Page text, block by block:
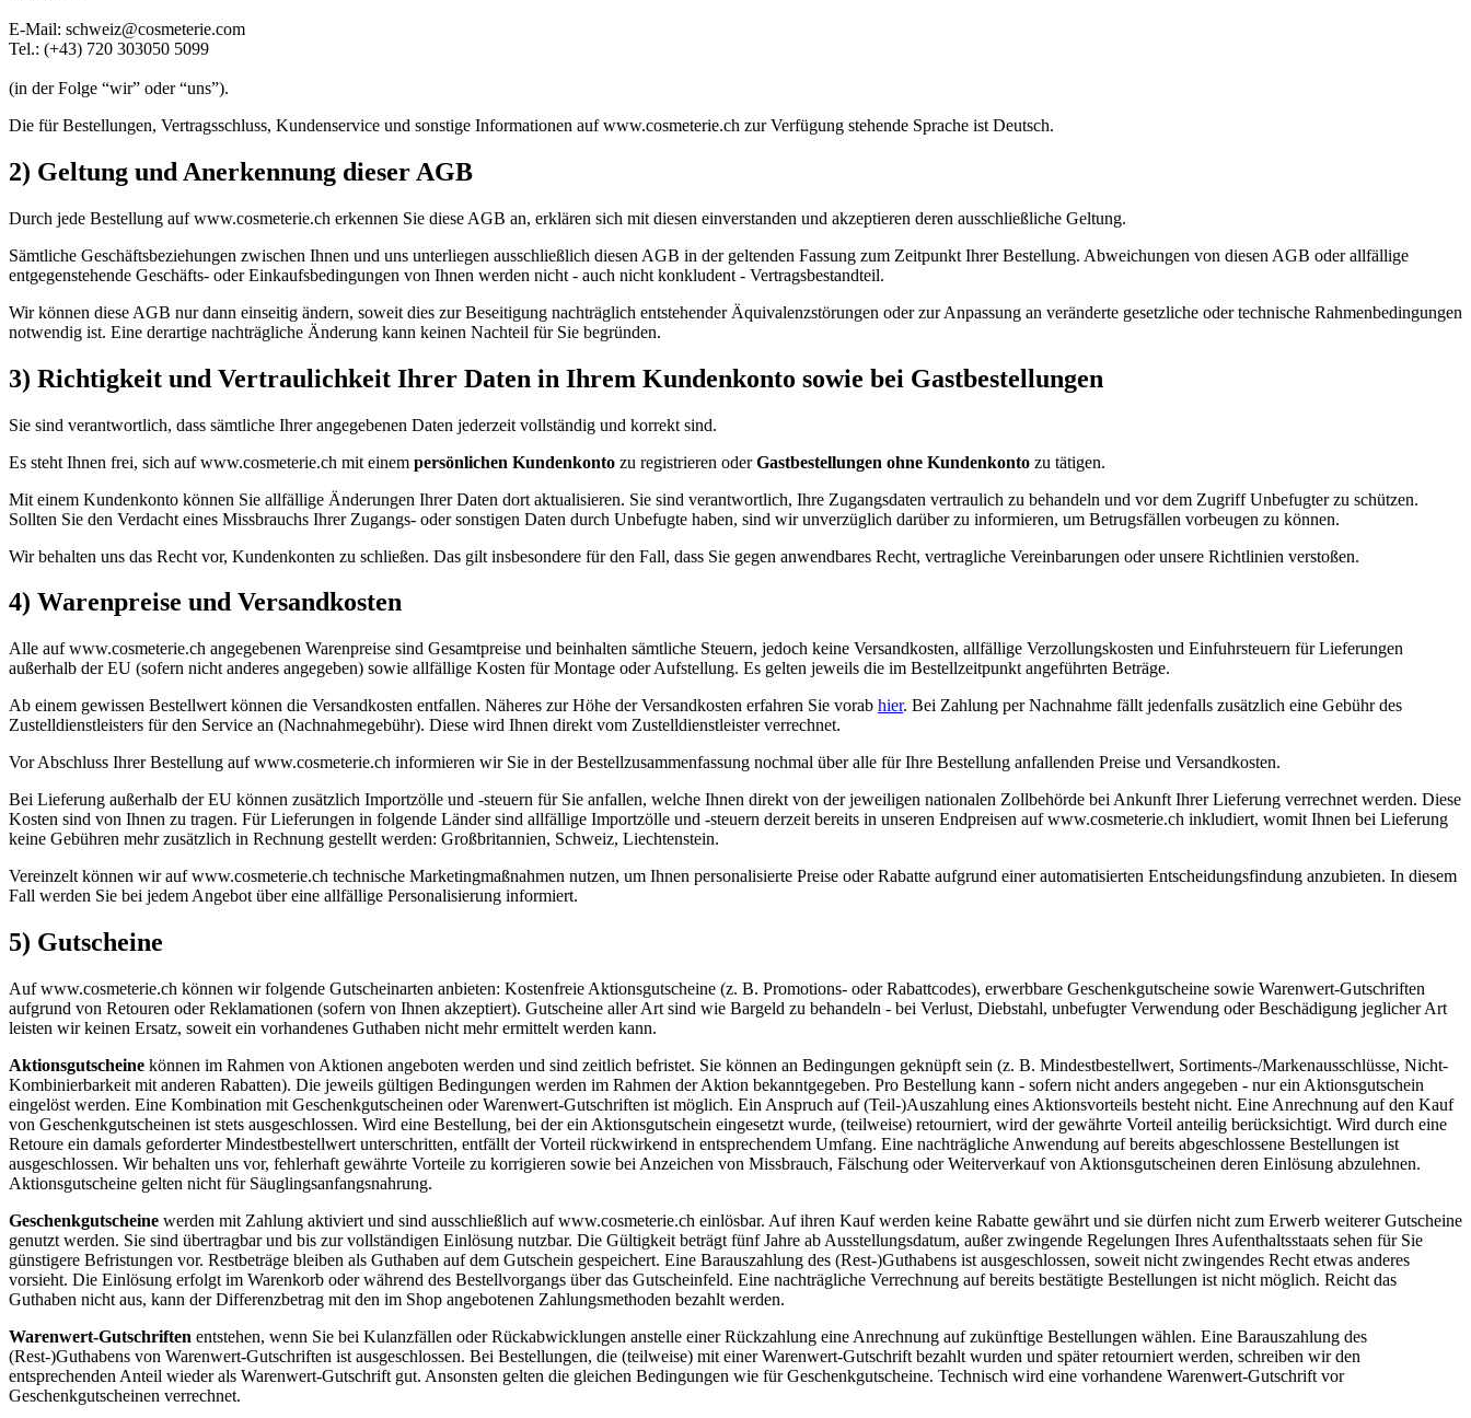
E-Mail: schweiz@cosmeterie.com
Tel.: (+43) 720 303050 5099
(in der Folge “wir” oder “uns”).
Die für Bestellungen, Vertragsschluss, Kundenservice und sonstige Informationen auf www.cosmeterie.ch zur Verfügung stehende Sprache ist Deutsch.
2) Geltung und Anerkennung dieser AGB
Durch jede Bestellung auf www.cosmeterie.ch erkennen Sie diese AGB an, erklären sich mit diesen einverstanden und akzeptieren deren ausschließliche Geltung.
Sämtliche Geschäftsbeziehungen zwischen Ihnen und uns unterliegen ausschließlich diesen AGB in der geltenden Fassung zum Zeitpunkt Ihrer Bestellung. Abweichungen von diesen AGB oder allfällige
entgegenstehende Geschäfts- oder Einkaufsbedingungen von Ihnen werden nicht - auch nicht konkludent - Vertragsbestandteil.
Wir können diese AGB nur dann einseitig ändern, soweit dies zur Beseitigung nachträglich entstehender Äquivalenzstörungen oder zur Anpassung an veränderte gesetzliche oder technische Rahmenbedingungen
notwendig ist. Eine derartige nachträgliche Änderung kann keinen Nachteil für Sie begründen.
3) Richtigkeit und Vertraulichkeit Ihrer Daten in Ihrem Kundenkonto sowie bei Gastbestellungen
Sie sind verantwortlich, dass sämtliche Ihrer angegebenen Daten jederzeit vollständig und korrekt sind.
Es steht Ihnen frei, sich auf www.cosmeterie.ch mit einem persönlichen Kundenkonto zu registrieren oderGastbestellungen ohne Kundenkonto zu tätigen.
Mit einem Kundenkonto können Sie allfällige Änderungen Ihrer Daten dort aktualisieren. Sie sind verantwortlich, Ihre Zugangsdaten vertraulich zu behandeln und vor dem Zugriff Unbefugter zu schützen.
Sollten Sie den Verdacht eines Missbrauchs Ihrer Zugangs- oder sonstigen Daten durch Unbefugte haben, sind wir unverzüglich darüber zu informieren, um Betrugsfällen vorbeugen zu können.
Wir behalten uns das Recht vor, Kundenkonten zu schließen. Das gilt insbesondere für den Fall, dass Sie gegen anwendbares Recht, vertragliche Vereinbarungen oder unsere Richtlinien verstoßen.
4) Warenpreise und Versandkosten
Alle auf www.cosmeterie.ch angegebenen Warenpreise sind Gesamtpreise und beinhalten sämtliche Steuern, jedoch keine Versandkosten, allfällige Verzollungskosten und Einfuhrsteuern für Lieferungen
außerhalb der EU (sofern nicht anderes angegeben) sowie allfällige Kosten für Montage oder Aufstellung. Es gelten jeweils die im Bestellzeitpunkt angeführten Beträge.
Ab einem gewissen Bestellwert können die Versandkosten entfallen. Näheres zur Höhe der Versandkosten erfahren Sie vorab hier. Bei Zahlung per Nachnahme fällt jedenfalls zusätzlich eine Gebühr des
Zustelldienstleisters für den Service an (Nachnahmegebühr). Diese wird Ihnen direkt vom Zustelldienstleister verrechnet.
Vor Abschluss Ihrer Bestellung auf www.cosmeterie.ch informieren wir Sie in der Bestellzusammenfassung nochmal über alle für Ihre Bestellung anfallenden Preise und Versandkosten.
Bei Lieferung außerhalb der EU können zusätzlich Importzölle und -steuern für Sie anfallen, welche Ihnen direkt von der jeweiligen nationalen Zollbehörde bei Ankunft Ihrer Lieferung verrechnet werden. Diese
Kosten sind von Ihnen zu tragen. Für Lieferungen in folgende Länder sind allfällige Importzölle und -steuern derzeit bereits in unseren Endpreisen auf www.cosmeterie.ch inkludiert, womit Ihnen bei Lieferung
keine Gebühren mehr zusätzlich in Rechnung gestellt werden: Großbritannien, Schweiz, Liechtenstein.
Vereinzelt können wir auf www.cosmeterie.ch technische Marketingmaßnahmen nutzen, um Ihnen personalisierte Preise oder Rabatte aufgrund einer automatisierten Entscheidungsfindung anzubieten. In diesem
Fall werden Sie bei jedem Angebot über eine allfällige Personalisierung informiert.
5) Gutscheine
Auf www.cosmeterie.ch können wir folgende Gutscheinarten anbieten: Kostenfreie Aktionsgutscheine (z. B. Promotions- oder Rabattcodes), erwerbbare Geschenkgutscheine sowie Warenwert-Gutschriften
aufgrund von Retouren oder Reklamationen (sofern von Ihnen akzeptiert). Gutscheine aller Art sind wie Bargeld zu behandeln - bei Verlust, Diebstahl, unbefugter Verwendung oder Beschädigung jeglicher Art
leisten wir keinen Ersatz, soweit ein vorhandenes Guthaben nicht mehr ermittelt werden kann.
Aktionsgutscheine können im Rahmen von Aktionen angeboten werden und sind zeitlich befristet. Sie können an Bedingungen geknüpft sein (z. B. Mindestbestellwert, Sortiments-/Markenausschlüsse, Nicht-
Kombinierbarkeit mit anderen Rabatten). Die jeweils gültigen Bedingungen werden im Rahmen der Aktion bekanntgegeben. Pro Bestellung kann - sofern nicht anders angegeben - nur ein Aktionsgutschein
eingelöst werden. Eine Kombination mit Geschenkgutscheinen oder Warenwert-Gutschriften ist möglich. Ein Anspruch auf (Teil-)Auszahlung eines Aktionsvorteils besteht nicht. Eine Anrechnung auf den Kauf
von Geschenkgutscheinen ist stets ausgeschlossen. Wird eine Bestellung, bei der ein Aktionsgutschein eingesetzt wurde, (teilweise) retourniert, wird der gewährte Vorteil anteilig berücksichtigt. Wird durch eine
Retoure ein damals geforderter Mindestbestellwert unterschritten, entfällt der Vorteil rückwirkend in entsprechendem Umfang. Eine nachträgliche Anwendung auf bereits abgeschlossene Bestellungen ist
ausgeschlossen. Wir behalten uns vor, fehlerhaft gewährte Vorteile zu korrigieren sowie bei Anzeichen von Missbrauch, Fälschung oder Weiterverkauf von Aktionsgutscheinen deren Einlösung abzulehnen.
Aktionsgutscheine gelten nicht für Säuglingsanfangsnahrung.
Geschenkgutscheine werden mit Zahlung aktiviert und sind ausschließlich auf www.cosmeterie.ch einlösbar. Auf ihren Kauf werden keine Rabatte gewährt und sie dürfen nicht zum Erwerb weiterer Gutscheine
genutzt werden. Sie sind übertragbar und bis zur vollständigen Einlösung nutzbar. Die Gültigkeit beträgt fünf Jahre ab Ausstellungsdatum, außer zwingende Regelungen Ihres Aufenthaltsstaats sehen für Sie
günstigere Befristungen vor. Restbeträge bleiben als Guthaben auf dem Gutschein gespeichert. Eine Barauszahlung des (Rest-)Guthabens ist ausgeschlossen, soweit nicht zwingendes Recht etwas anderes
vorsieht. Die Einlösung erfolgt im Warenkorb oder während des Bestellvorgangs über das Gutscheinfeld. Eine nachträgliche Verrechnung auf bereits bestätigte Bestellungen ist nicht möglich. Reicht das
Guthaben nicht aus, kann der Differenzbetrag mit den im Shop angebotenen Zahlungsmethoden bezahlt werden.
Warenwert-Gutschriften entstehen, wenn Sie bei Kulanzfällen oder Rückabwicklungen anstelle einer Rückzahlung eine Anrechnung auf zukünftige Bestellungen wählen. Eine Barauszahlung des
(Rest-)Guthabens von Warenwert-Gutschriften ist ausgeschlossen. Bei Bestellungen, die (teilweise) mit einer Warenwert-Gutschrift bezahlt wurden und später retourniert werden, schreiben wir den
entsprechenden Anteil wieder als Warenwert-Gutschrift gut. Ansonsten gelten die gleichen Bedingungen wie für Geschenkgutscheine. Technisch wird eine vorhandene Warenwert-Gutschrift vor
Geschenkgutscheinen verrechnet.